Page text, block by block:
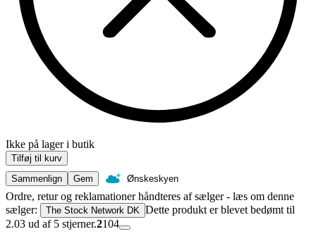
Ikke på lager i butik
Tilføj til kurv
Sammenlign
Gem Ønskeskyen
Ordre, retur og reklamationer håndteres af sælger - læs om denne
sælger:
The Stock Network DK Dette produkt er blevet bedømt til
2.03 ud af 5 stjerner.2104